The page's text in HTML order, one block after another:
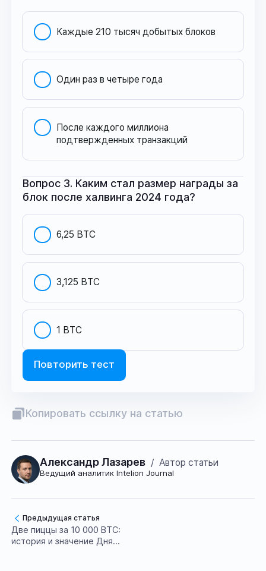
Каждые 210 тысяч добытых блоков
Один раз в четыре года
После каждого миллиона
подтвержденных транзакций
Вопрос 3. Каким стал размер награды за
блок после халвинга 2024 года?
6,25 BTC
3,125 BTC
1 BTC
Повторить тест
Копировать ссылку на статью
Александр Лазарев / Автор статьи
Ведущий аналитик Intelion Journal
Предыдущая статья
Две пиццы за 10 000 BTC:
история и значение Дня